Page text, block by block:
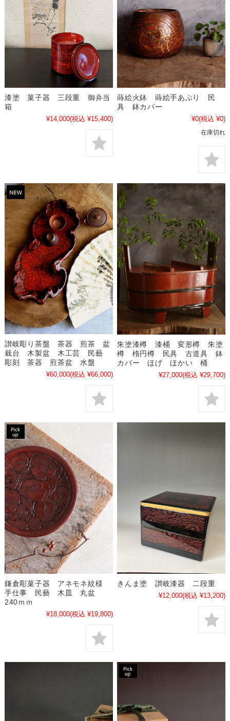
漆塗 菓子器 三段重 御弁当
箱
¥14,000(税込 ¥15,400)
蒔絵火鉢 蒔絵手あぶり 民
具 鉢カバー
¥0(税込 ¥0)
在庫切れ
讃岐彫り茶盤 茶器 煎茶 盆
栽台 木製盆 木工芸 民藝
彫刻 茶器 煎茶盆 水盤
¥60,000(税込 ¥66,000)
朱塗漆樽 漆桶 変形樽 朱塗
樽 楕円樽 民具 古道具 鉢
カバー ほげ ほかい 桶
¥27,000(税込 ¥29,700)
鎌倉彫菓子器 アネモネ紋様
手仕事 民藝 木皿 丸盆
240ｍｍ
¥18,000(税込 ¥19,800)
きんま塗 讃岐漆器 二段重
¥12,000(税込 ¥13,200)